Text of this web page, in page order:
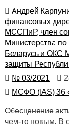
Автор
Андрей
финансовых
МССПиР, член
Министерства
Беларусь и ОКС
защиты
Номер
№ 03/2021
Автор
МСФО (IAS) 36
Обесценение
чем-то новым. В